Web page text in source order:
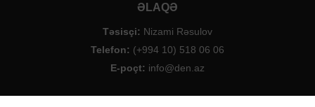
ƏLAQƏ
Təsisçi: Nizami Rəsulov
Telefon: (+994 10) 518 06 06
E-poçt: info@den.az